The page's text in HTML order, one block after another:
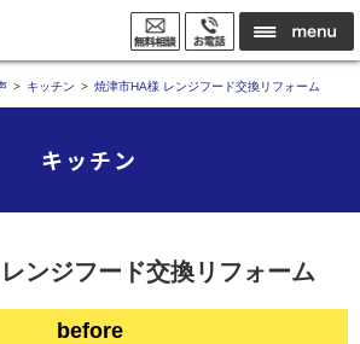
キッチン 焼津市HA様 レンジフード交換リフォーム
キッチン
ンジフード交換リフォーム
before